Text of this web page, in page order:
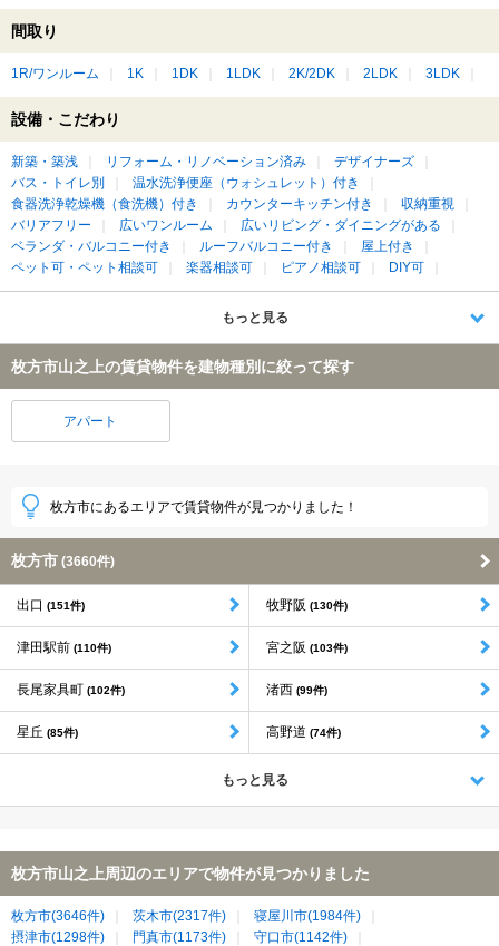
間取り
1R/ワンルーム 1K 1DK 1LDK 2K/2DK 2LDK 3LDK
設備・こだわり
新築・築浅 リフォーム・リノベーション済み
デザイナーズ
バス・トイレ別
温水洗浄便座（ウォシュレット）付き
食器洗浄乾燥機（食洗機）付き
カウンターキッチン付き
収納重視
バリアフリー
広いワンルーム
広いリビング・ダイニングがある
ベランダ・バルコニー付き
ルーフバルコニー付き
屋上付き
ペット可・ペット相談可
楽器相談可 ピアノ相談可 DIY可
もっと見る
枚方市山之上の賃貸物件を建物種別に絞って探す
アパート
枚方市にあるエリアで賃貸物件が見つかりました！
枚方市 (3660件)
出口 (151件) 牧野阪 (130件)
津田駅前 (110件) 宮之阪 (103件)
長尾家具町 (102件) 渚西 (99件)
星丘 (85件) 高野道 (74件)
もっと見る
枚方市山之上周辺のエリアで物件が見つかりました
枚方市(3646件) 茨木市(2317件)
寝屋川市(1984件)
摂津市(1298件)
門真市(1173件)
守口市(1142件)